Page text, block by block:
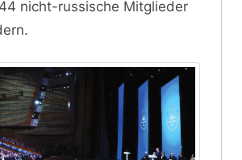
nicht-russische Mitglieder